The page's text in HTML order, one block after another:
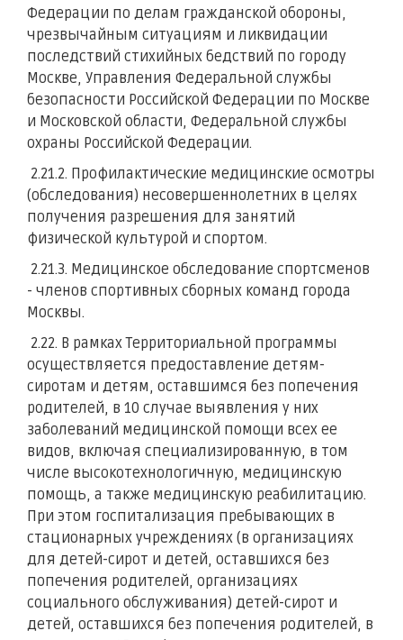
Федерации по делам гражданской обороны,
чрезвычайным ситуациям и ликвидации
последствий стихийных бедствий по городу
Москве, Управления Федеральной службы
безопасности Российской Федерации по Москве
и Московской области, Федеральной службы
охраны Российской Федерации.
2.21.2. Профилактические медицинские осмотры
(обследования) несовершеннолетних в целях
получения разрешения для занятий
физической культурой и спортом.
2.21.3. Медицинское обследование спортсменов
- членов спортивных сборных команд города
Москвы.
2.22. В рамках Территориальной программы
осуществляется предоставление детям-
сиротам и детям, оставшимся без попечения
родителей, в 10 случае выявления у них
заболеваний медицинской помощи всех ее
видов, включая специализированную, в том
числе высокотехнологичную, медицинскую
помощь, а также медицинскую реабилитацию.
При этом госпитализация пребывающих в
стационарных учреждениях (в организациях
для детей-сирот и детей, оставшихся без
попечения родителей, организациях
социального обслуживания) детей-сирот и
детей, оставшихся без попечения родителей, в